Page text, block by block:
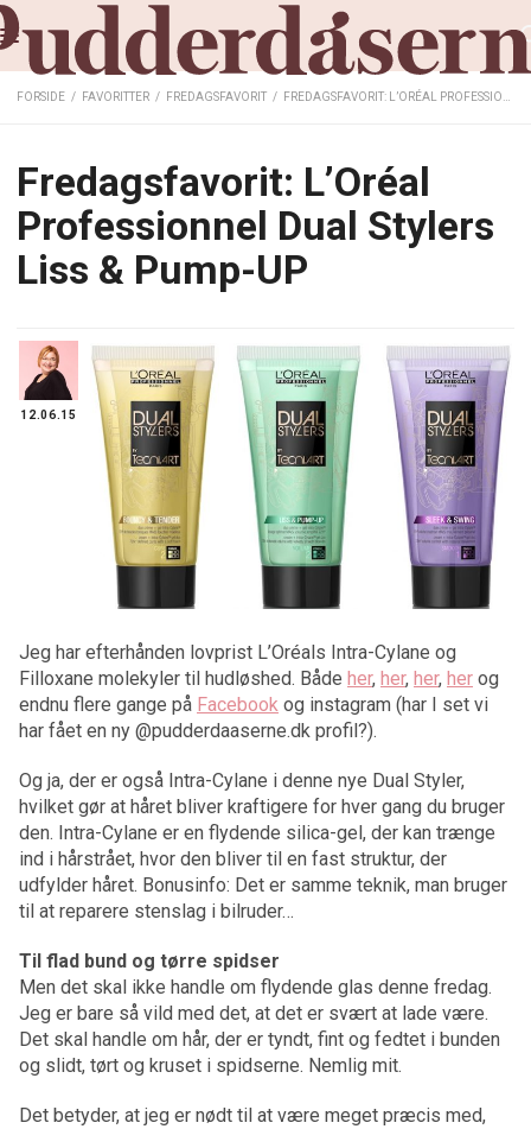
FORSIDE / FAVORITTER / FREDAGSFAVORIT / FREDAGSFAVORIT: L’ORÉAL PROFESSIONNEL DUAL STYLERS LISS & PUMP-UP
Fredagsfavorit: L’Oréal
Professionnel Dual Stylers
Liss & Pump-UP
12.06.15
Jeg har efterhånden lovprist L’Oréals Intra-Cylane og
Filloxane molekyler til hudløshed. Både her, her, her, her og
endnu flere gange på Facebook og instagram (har I set vi
har fået en ny @pudderdaaserne.dk profil?).
Og ja, der er også Intra-Cylane i denne nye Dual Styler,
hvilket gør at håret bliver kraftigere for hver gang du bruger
den. Intra-Cylane er en flydende silica-gel, der kan trænge
ind i hårstrået, hvor den bliver til en fast struktur, der
udfylder håret. Bonusinfo: Det er samme teknik, man bruger
til at reparere stenslag i bilruder…
Til flad bund og tørre spidser
Men det skal ikke handle om flydende glas denne fredag.
Jeg er bare så vild med det, at det er svært at lade være.
Det skal handle om hår, der er tyndt, fint og fedtet i bunden
og slidt, tørt og kruset i spidserne. Nemlig mit.
Det betyder, at jeg er nødt til at være meget præcis med,